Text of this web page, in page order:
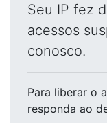
Seu IP fez
acessos
conosco.
Para liberar o
responda ao